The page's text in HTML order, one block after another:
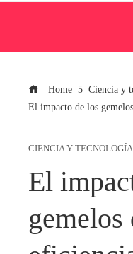
Home
Ciencia y
El impacto de los
CIENCIA Y TECNOLOGÍA
El